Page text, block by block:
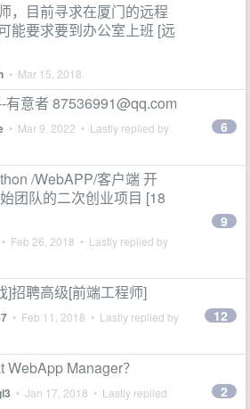
，目前寻求在厦门的远程
能要求要到办公室上班 [远
• Mar 15, 2018
有意者 87536991@qq.com
• Mar 9, 2022 • Lastly replied by 6
/WebAPP/客户端 开
团队的二次创业项目 [18
• Feb 26, 2018 • Lastly replied by
9
]招聘高级[前端工程师]
• Feb 11, 2018 • Lastly replied by 12
WebApp Manager？
• Jan 17, 2018 • Lastly replied
2